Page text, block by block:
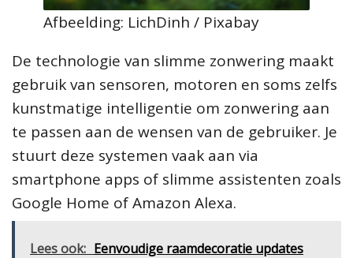
Afbeelding: LichDinh / Pixabay
De technologie van slimme zonwering maakt
gebruik van sensoren, motoren en soms zelfs
kunstmatige intelligentie om zonwering aan
te passen aan de wensen van de gebruiker. Je
stuurt deze systemen vaak aan via
smartphone apps of slimme assistenten zoals
Google Home of Amazon Alexa.
Lees ook: Eenvoudige raamdecoratie updates